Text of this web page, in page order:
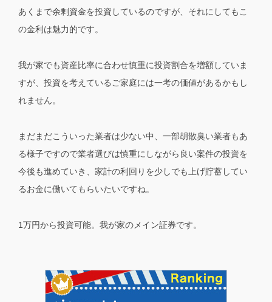
あくまで余剰資金を投資しているのですが、それにしてもこ
の金利は魅力的です。
我が家でも資産比率に合わせ慎重に投資割合を増額していま
すが、投資を考えているご家庭には一考の価値があるかもし
れません。
まだまだこういった業者は少ない中、一部胡散臭い業者もあ
る様子ですので業者選びは慎重にしながら良い案件の投資を
今後も進めていき、家計の利回りを少しでも上げ貯蓄してい
るお金に働いてもらいたいですね。
1万円から投資可能。我が家のメイン証券です。